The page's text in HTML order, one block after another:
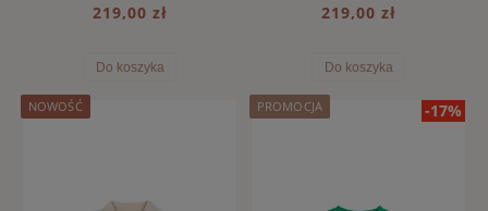
219,00 zł
Do koszyka
219,00 zł
Do koszyka
NOWOŚĆ -17%
PROMOCJA